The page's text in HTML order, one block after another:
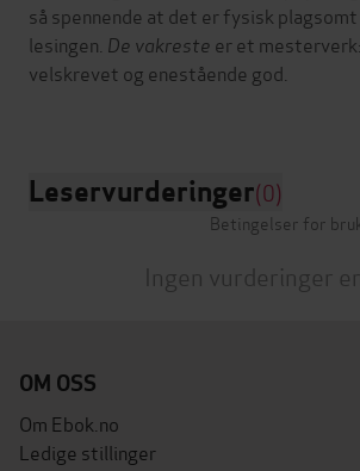
så spennende at det er fysisk
lesingen. De vakreste er et
velskrevet og enestående god.
Leservurderinger(0)
Betingelser for
Ingen vurderinger
OM OSS
Om Ebok.no
Ledige stillinger